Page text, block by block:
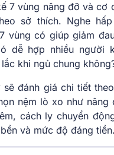
7 vùng nâng đỡ và cơ
sở thích. Nghe
vùng có giúp giảm
dễ hợp nhiều người
khi ngủ chung
đánh giá chi tiết
nệm lò xo như nâng
cách ly chuyển
và mức độ đáng tiền.